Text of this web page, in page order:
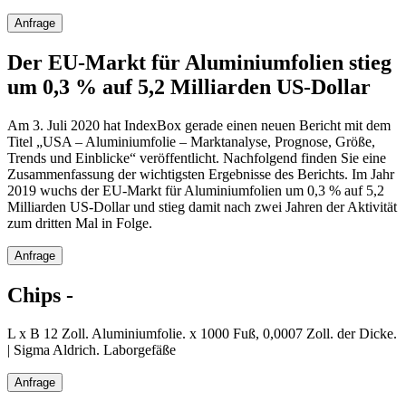
Anfrage
Der EU-Markt für Aluminiumfolien stieg
um 0,3 % auf 5,2 Milliarden US-Dollar
Am 3. Juli 2020 hat IndexBox gerade einen neuen Bericht mit dem
Titel „USA – Aluminiumfolie – Marktanalyse, Prognose, Größe,
Trends und Einblicke“ veröffentlicht. Nachfolgend finden Sie eine
Zusammenfassung der wichtigsten Ergebnisse des Berichts. Im Jahr
2019 wuchs der EU-Markt für Aluminiumfolien um 0,3 % auf 5,2
Milliarden US-Dollar und stieg damit nach zwei Jahren der Aktivität
zum dritten Mal in Folge.
Anfrage
Chips -
L x B 12 Zoll. Aluminiumfolie. x 1000 Fuß, 0,0007 Zoll. der Dicke.
| Sigma Aldrich. Laborgefäße
Anfrage